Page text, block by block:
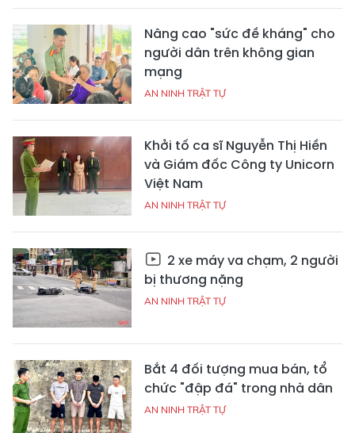
Nâng cao "sức đề kháng" cho
người dân trên không gian
mạng
AN NINH TRẬT TỰ
Khởi tố ca sĩ Nguyễn Thị Hiền
và Giám đốc Công ty Unicorn
Việt Nam
AN NINH TRẬT TỰ
2 xe máy va chạm, 2 người
bị thương nặng
AN NINH TRẬT TỰ
Bắt 4 đối tượng mua bán, tổ
chức "đập đá" trong nhà dân
AN NINH TRẬT TỰ